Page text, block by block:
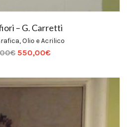
– G. Carretti
,Olio e Acrilico
€ 550,00€